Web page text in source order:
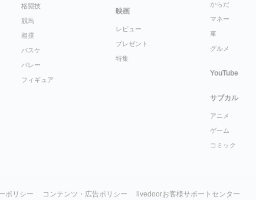
格闘技
競馬
相撲
バスケ
バレー
フィギュア
映画
レビュー
プレゼント
特集
からだ
マネー
車
グルメ
YouTube
サブカル
アニメ
ゲーム
コミック
ポリシー コンテンツ・広告ポリシー livedoorお客様サポートセンター